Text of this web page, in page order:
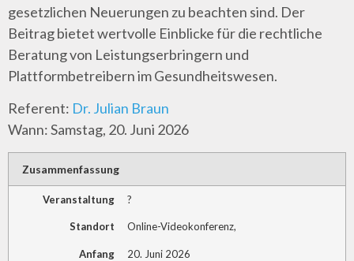
gesetzlichen Neuerungen zu beachten sind. Der
Beitrag bietet wertvolle Einblicke für die rechtliche
Beratung von Leistungserbringern und
Plattformbetreibern im Gesundheitswesen.
Referent: Dr. Julian Braun
Wann: Samstag, 20. Juni 2026
Zusammenfassung
Veranstaltung ?
Standort Online-Videokonferenz,
Anfang 20. Juni 2026